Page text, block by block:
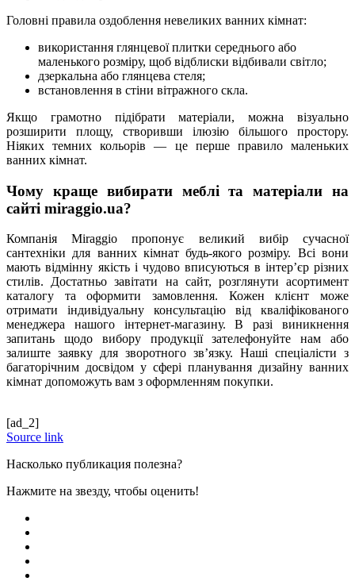
Головні правила оздоблення невеликих ванних кімнат:
використання глянцевої плитки середнього або
маленького розміру, щоб відблиски відбивали світло;
дзеркальна або глянцева стеля;
встановлення в стіни вітражного скла.
Якщо грамотно підібрати матеріали, можна візуально
розширити площу, створивши ілюзію більшого простору.
Ніяких темних кольорів — це перше правило маленьких
ванних кімнат.
Чому краще вибирати меблі та матеріали на
сайті miraggio.ua?
Компанія Miraggio пропонує великий вибір сучасної
сантехніки для ванних кімнат будь-якого розміру. Всі вони
мають відмінну якість і чудово вписуються в інтер’єр різних
стилів. Достатньо завітати на сайт, розглянути асортимент
каталогу та оформити замовлення. Кожен клієнт може
отримати індивідуальну консультацію від кваліфікованого
менеджера нашого інтернет-магазину. В разі виникнення
запитань щодо вибору продукції зателефонуйте нам або
залиште заявку для зворотного зв’язку. Наші спеціалісти з
багаторічним досвідом у сфері планування дизайну ванних
кімнат допоможуть вам з оформленням покупки.
[ad_2]
Source link
Насколько публикация полезна?
Нажмите на звезду, чтобы оценить!